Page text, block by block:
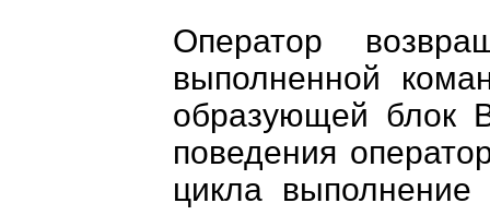
Оператор
выполненной
образующей блок
поведения
цикла выполнение